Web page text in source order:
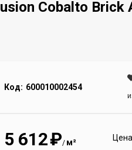
Cobalto Brick
Код: 600010002454
5 612₽/ м²